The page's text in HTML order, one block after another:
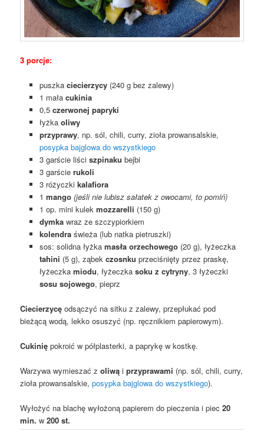
3 porcje:
puszka ciecierzycy(240 g bez zalewy)
1 mała cukinia
0,5 czerwonej papryki
łyżka oliwy
przyprawy, np. sól, chili, curry, zioła prowansalskie,
posypka bajglowa do wszystkiego
3 garście liściszpinaku bejbi
3 garście rukoli
3 różyczkikalafiora
1 mango(jeśli nie lubisz sałatek z owocami, to pomiń)
1 op. mini kulek mozzarelli (150 g)
dymkawraz ze szczypiorkiem
kolendraświeża (lub natka pietruszki)
sos: solidna łyżka masła orzechowego(20 g), łyżeczka
tahini (5 g), ząbek czosnku przeciśnięty przez praskę,
łyżeczka miodu, łyżeczka soku z cytryny, 3 łyżeczki
sosu sojowego, pieprz
Ciecierzycę odsączyć na sitku z zalewy, przepłukać pod
bieżącą wodą, lekko osuszyć (np. ręcznikiem papierowym).
Cukinię pokroić w półplasterki, a paprykę w kostkę.
Warzywa wymieszać z oliwą iprzyprawami (np. sól, chili, curry,
zioła prowansalskie,posypka bajglowa do wszystkiego).
Wyłożyć na blachę wyłożoną papierem do pieczenia i piec20
min. w 200 st.